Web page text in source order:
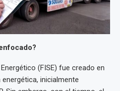
(FISE) fue creado en
inicialmente